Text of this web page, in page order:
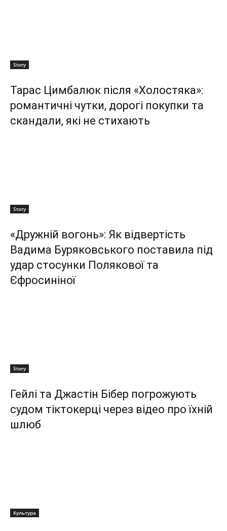
Story
Тарас Цимбалюк після «Холостяка»:
романтичні чутки, дорогі покупки та
скандали, які не стихають
Story
«Дружній вогонь»: Як відвертість
Вадима Буряковського поставила під
удар стосунки Полякової та
Єфросиніної
Story
Гейлі та Джастін Бібер погрожують
судом тіктокерці через відео про їхній
шлюб
Культура